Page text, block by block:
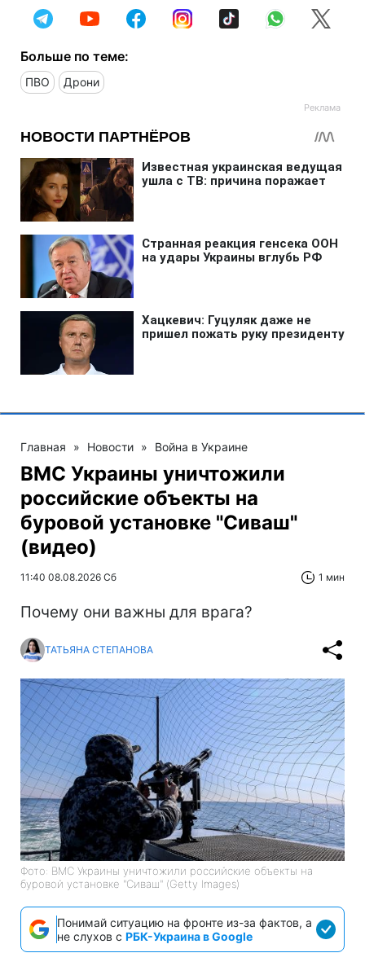
Больше по теме:
ПВО Дрони
Главная » Новости » Война в Украине
ВМС Украины уничтожили
российские объекты на
буровой установке "Сиваш"
(видео)
11:40 08.08.2026 Сб 1 мин
Почему они важны для врага?
ТАТЬЯНА СТЕПАНОВА
Фото: ВМС Украины уничтожили российские объекты на
буровой установке "Сиваш" (Getty Images)
Понимай ситуацию на фронте из-за фактов, а
не слухов с РБК-Украина в Google